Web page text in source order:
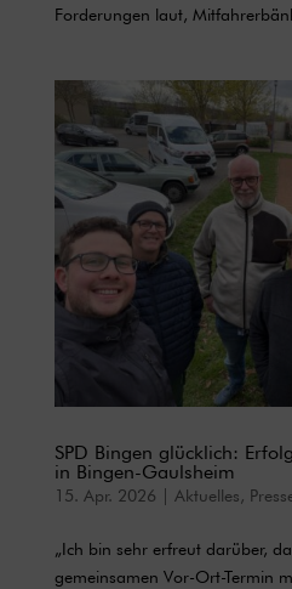
Forderungen laut,
SPD Bingen glücklich:
in Bingen-Gaulsheim
15. Apr. 2026 Aktuelles,
„Ich bin sehr erfreut darüber,
gemeinsamen Vor-Ort-Termin